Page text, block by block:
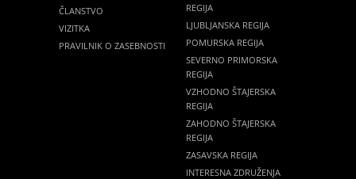
ČLANSTVO
VIZITKA
PRAVILNIK O ZASEBNOSTI
REGIJA
LJUBLJANSKA REGIJA
POMURSKA REGIJA
SEVERNO PRIMORSKA
REGIJA
VZHODNO ŠTAJERSKA
REGIJA
ZAHODNO ŠTAJERSKA
REGIJA
ZASAVSKA REGIJA
INTERESNA ZDRUŽENJA